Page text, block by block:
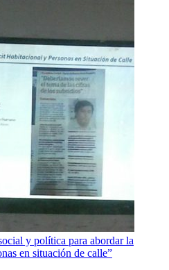
y política para abordar la
en situación de calle”